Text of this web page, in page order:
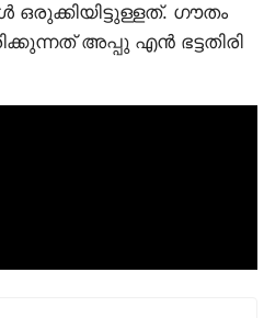
ഗൗതം
അപ്പു എൻ ഭട്ടതിരി